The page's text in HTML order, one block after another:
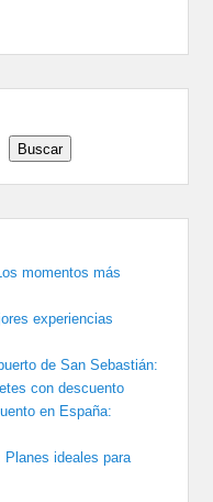
Buscar
momentos más
experiencias
de San Sebastián:
con descuento
en España:
ideales para